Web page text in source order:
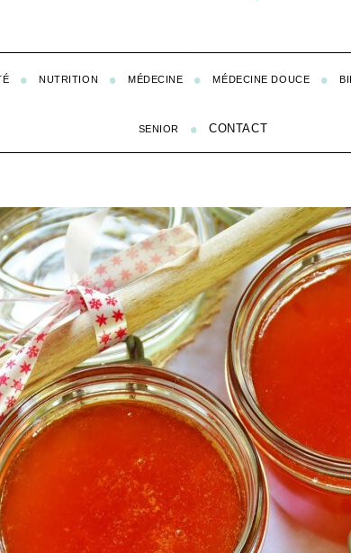
NUTRITION MÉDECINE MÉDECINE DOUCE
SENIOR CONTACT